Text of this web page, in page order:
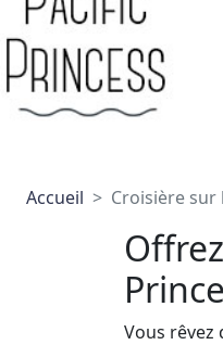
Accueil Croisière sur
Vous rêvez